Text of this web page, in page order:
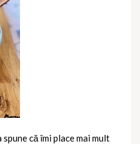
spune că îmi place mai mult